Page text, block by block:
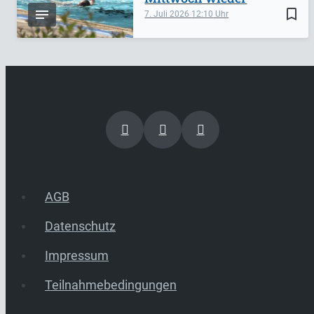
bookmark_border
7. Juli 2026 12:10
AGB
Datenschutz
Impressum
Teilnahmebedingungen